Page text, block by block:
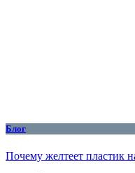
Блог
Почему желтеет пластик